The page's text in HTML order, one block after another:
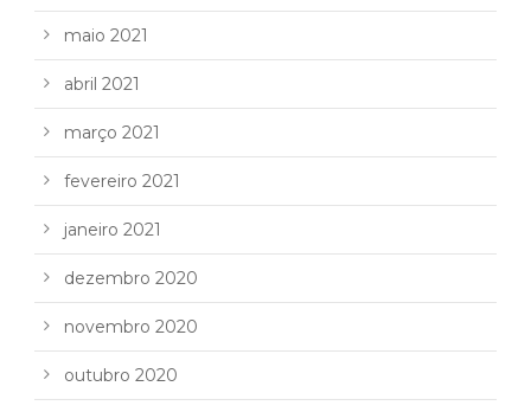
maio 2021
abril 2021
março 2021
fevereiro 2021
janeiro 2021
dezembro 2020
novembro 2020
outubro 2020